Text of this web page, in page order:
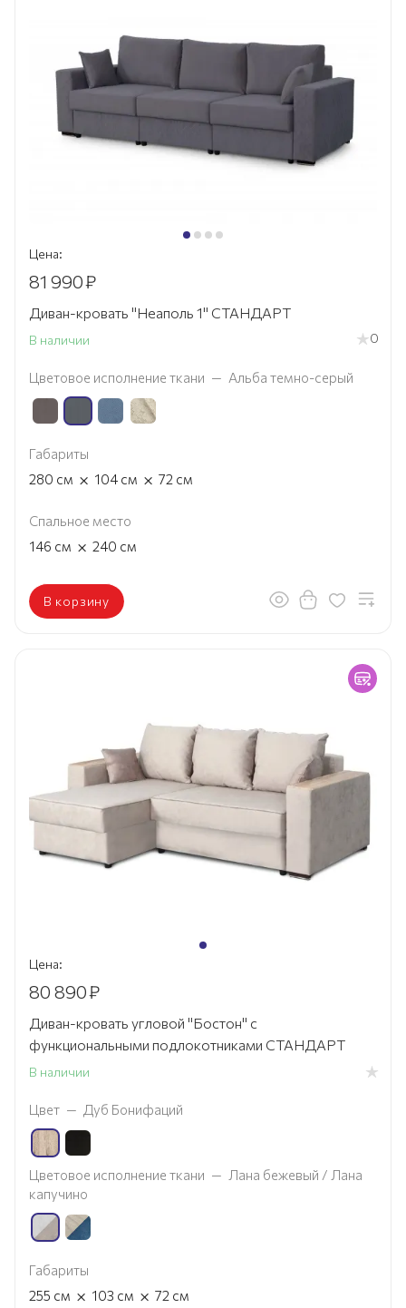
Цена:
81 990₽
Диван-кровать "Неаполь 1" СТАНДАРТ
В наличии 0
Цветовое исполнение ткани — Альба темно-серый
Габариты
280 см × 104 см × 72 см
Спальное место
146 см × 240 см
В корзину
Цена:
80 890₽
Диван-кровать угловой "Бостон" с
функциональными подлокотниками СТАНДАРТ
В наличии
Цвет — Дуб Бонифаций
Цветовое исполнение ткани — Лана бежевый / Лана
капучино
Габариты
255 см × 103 см × 72 см